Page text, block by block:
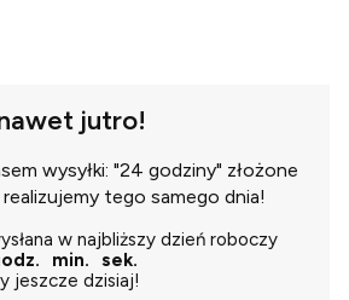
jutro!
wysyłki: "24 godziny" złożone
tego samego dnia!
w najbliższy dzień roboczy
min.
sek.
jeszcze dzisiaj!